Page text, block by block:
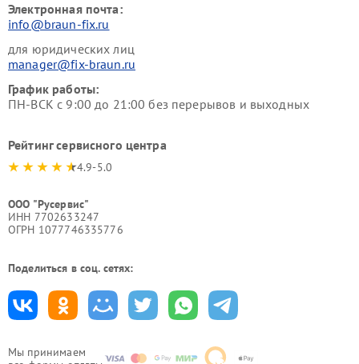
Мы принимаем
Электронная почта:
info@braun-fix.ru
для юридических лиц
manager@fix-braun.ru
График работы:
ПН-ВСК с 9:00 до 21:00 без перерывов и выходных
Рейтинг сервисного центра
4.9-5.0
ООО "Русервис"
ИНН 7702633247
ОГРН 1077746335776
Поделиться в соц. сетях: